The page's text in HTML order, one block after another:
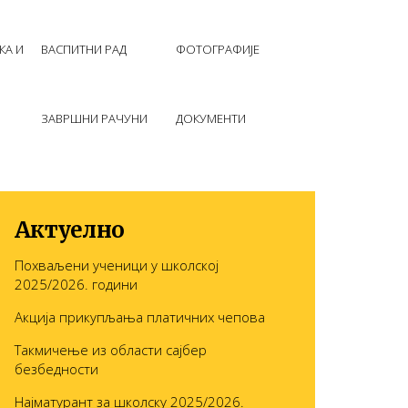
И
ВАСПИТНИ РАД ФОТОГРАФИЈЕ
ЗАВРШНИ РАЧУНИ ДОКУМЕНТИ
Актуелно
Похваљени ученици у школској
2025/2026. години
Акција прикупљања платичних чепова
Такмичење из области сајбер
безбедности
Најматурант за школску 2025/2026.